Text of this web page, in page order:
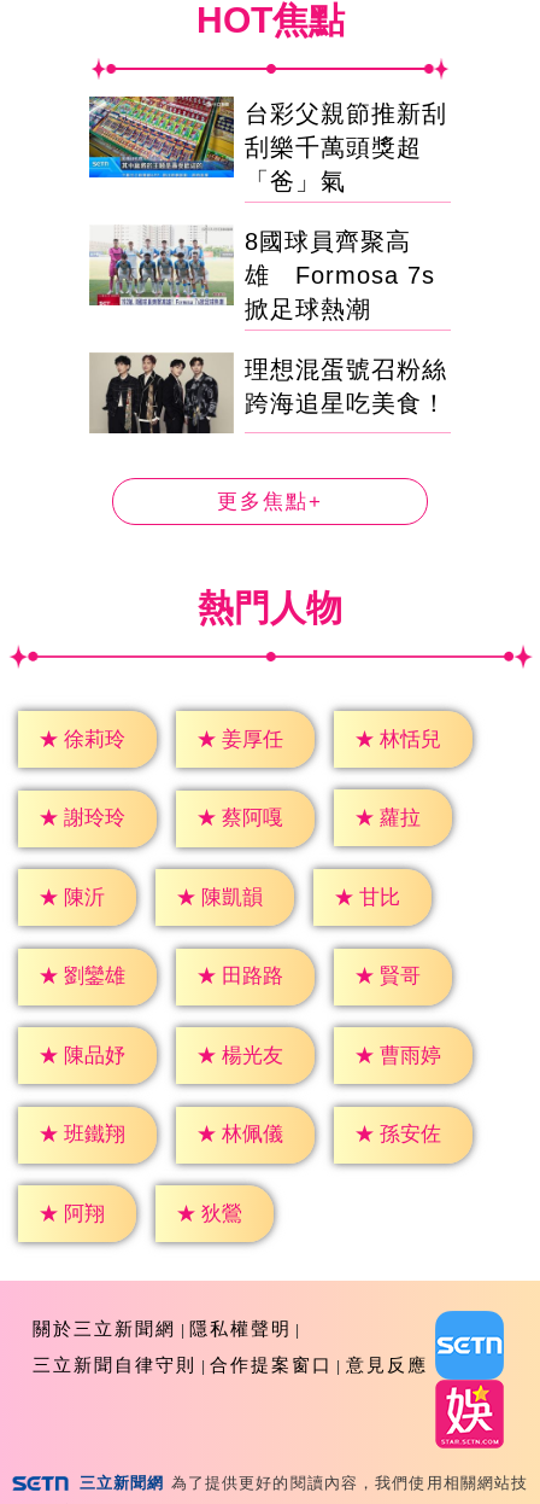
HOT焦點
台彩父親節推新刮
刮樂千萬頭獎超
「爸」氣
8國球員齊聚高
雄 Formosa 7s
掀足球熱潮
理想混蛋號召粉絲
跨海追星吃美食！
更多焦點+
熱門人物
★ 徐莉玲 ★ 姜厚任 ★ 林恬兒
★ 謝玲玲 ★ 蔡阿嘎 ★ 蘿拉
★ 陳沂 ★ 陳凱韻 ★ 甘比
★ 劉鑾雄 ★ 田路路 ★ 賢哥
★ 陳品妤 ★ 楊光友 ★ 曹雨婷
★ 班鐵翔 ★ 林佩儀 ★ 孫安佐
★ 阿翔 ★ 狄鶯
關於三立新聞網
隱私權聲明
三立新聞自律守則
合作提案窗口 意見反應
三立新聞網 為了提供更好的閱讀內容，我們使用相關網站技